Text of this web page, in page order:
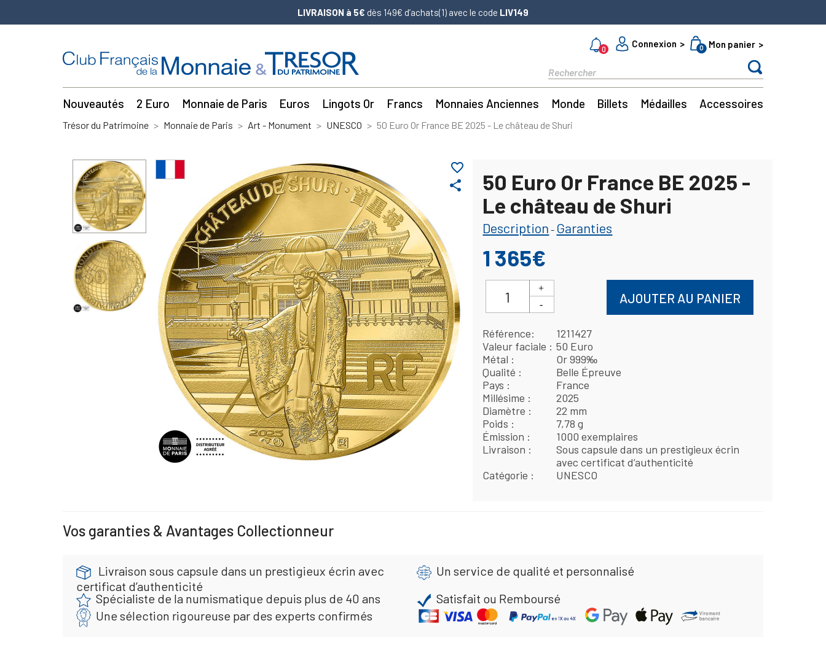
LIVRAISON à 5€ dès 149€ d’achats(1) avec le code LIV149
0
Connexion 0 Mon panier
Nouveautés 2 Euro Monnaie de Paris Euros Lingots Or Francs Monnaies Anciennes Monde Billets Médailles Accessoires
Trésor du Patrimoine Monnaie de Paris Art - Monument UNESCO 50 Euro Or France BE 2025 - Le château de Shuri
share
favorite_border
50 Euro Or France BE 2025 -
Le château de Shuri
Description - Garanties
1 365€
AJOUTER AU PANIER
Référence
1211427
Valeur faciale
50 Euro
Métal
Or 999‰
Qualité
Belle Épreuve
Pays
France
Millésime
2025
Diamètre
22 mm
Poids
7,78 g
Émission
1000 exemplaires
Livraison
Sous capsule dans un prestigieux écrin
avec certificat d’authenticité
Catégorie
UNESCO
Vos garanties & Avantages Collectionneur
Livraison sous capsule dans un prestigieux écrin avec
certificat d’authenticité
Un service de qualité et personnalisé
Spécialiste de la numismatique depuis plus de 40 ans
Satisfait ou Remboursé
Une sélection rigoureuse par des experts confirmés